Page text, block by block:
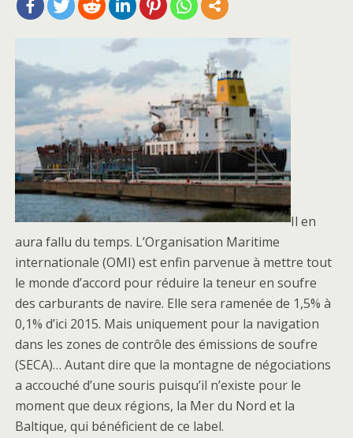
Il en
aura fallu du temps. L’Organisation Maritime
internationale (OMI) est enfin parvenue à mettre tout
le monde d’accord pour réduire la teneur en soufre
des carburants de navire. Elle sera ramenée de 1,5% à
0,1% d’ici 2015. Mais uniquement pour la navigation
dans les zones de contrôle des émissions de soufre
(SECA)… Autant dire que la montagne de négociations
a accouché d’une souris puisqu’il n’existe pour le
moment que deux régions, la Mer du Nord et la
Baltique, qui bénéficient de ce label.